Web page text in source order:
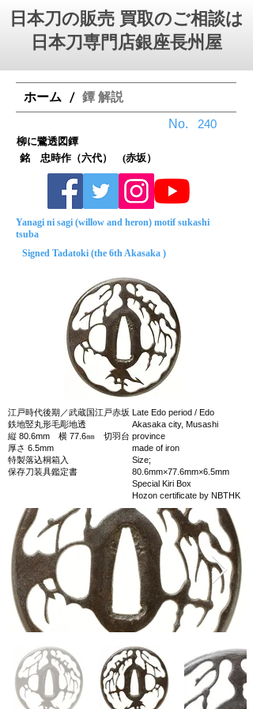
日本刀の販売 買取のご相談は
日本刀専門店銀座⻑州屋
ホーム / 鐔 解説
No.
銘 忠時作（六代） (赤坂）
Yanagi ni sagi (willow and heron) motif sukashi
tsuba
Signed Tadatoki (the 6th Akasaka )
江戸時代後期／武蔵国江戸赤坂
鉄地竪丸形毛彫地透
縦 80.6mm 横 77.6㎜ 切羽台
厚さ 6.5mm
特製落込桐箱入
保存刀装具鑑定書
Late Edo period / Edo
Akasaka city, Musashi
province
made of iron
Size;
80.6mm×77.6mm×6.5mm
Special Kiri Box
Hozon certificate by NBTHK
柳に鷺透図鐔
240